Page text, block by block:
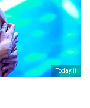
Тoday.it